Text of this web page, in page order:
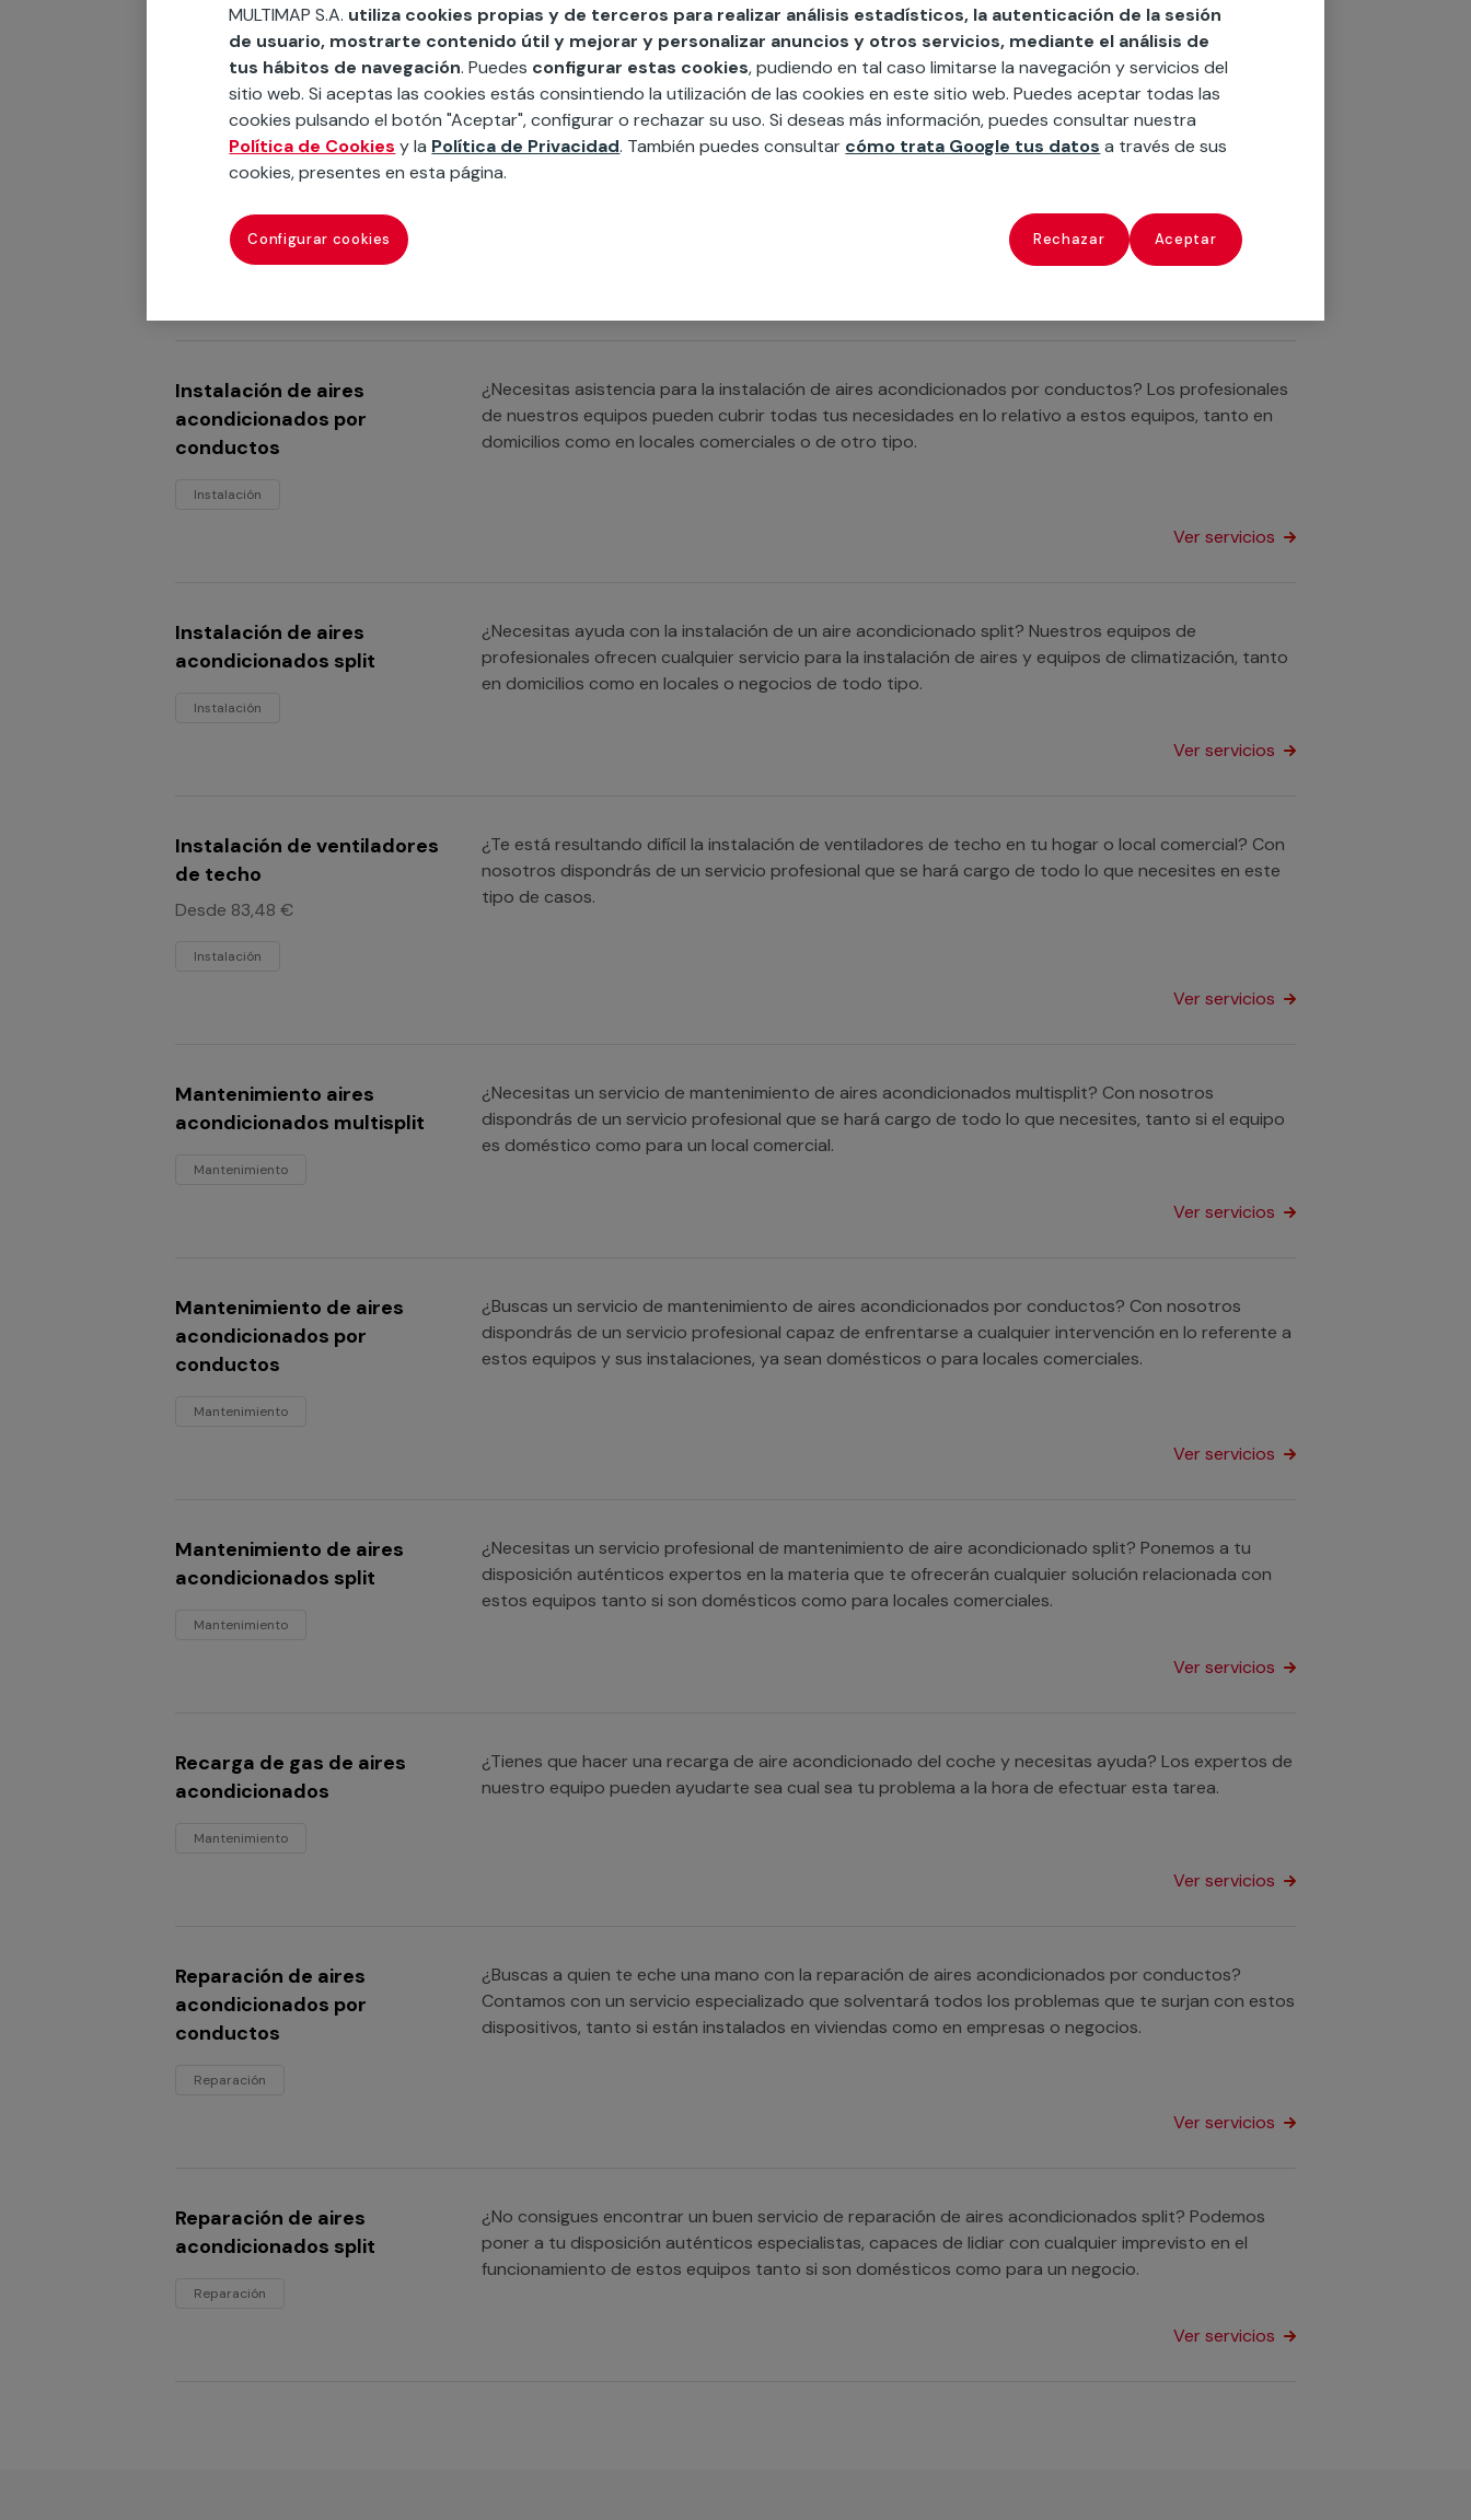
Servicio Trabajos generales
intentaremos ayudarte a que el calor te dé un respiro. En Multimap contamos con servicios
profesionales cualificados en toda la provincia de Vizcaya que realizarán con garantías cualquier
instalación de sistema de aire acondicionado, prestamos servicio tanto para tu hogar como para tu
establecimiento o comunidad de vecinos.
Instalación de aires
Instalación
¿Necesitas ayuda con la instalación de aires acondicionados multisplit? No te preocupes, el personal
Instalación de aires
acondicionados por
conductos
Instalación
¿Necesitas asistencia para la instalación de aires acondicionados por conductos? Los profesionales
de nuestros equipos pueden cubrir todas tus necesidades en lo relativo a estos equipos, tanto en
domicilios como en locales comerciales o de otro tipo.
Ver servicios
Instalación de aires
acondicionados split
Instalación
¿Necesitas ayuda con la instalación de un aire acondicionado split? Nuestros equipos de
profesionales ofrecen cualquier servicio para la instalación de aires y equipos de climatización, tanto
en domicilios como en locales o negocios de todo tipo.
Ver servicios
Instalación de ventiladores
de techo
Desde 83,48 €
Instalación
¿Te está resultando difícil la instalación de ventiladores de techo en tu hogar o local comercial? Con
nosotros dispondrás de un servicio profesional que se hará cargo de todo lo que necesites en este
tipo de casos.
Ver servicios
Mantenimiento aires
acondicionados multisplit
Mantenimiento
¿Necesitas un servicio de mantenimiento de aires acondicionados multisplit? Con nosotros
dispondrás de un servicio profesional que se hará cargo de todo lo que necesites, tanto si el equipo
es doméstico como para un local comercial.
Ver servicios
Mantenimiento de aires
acondicionados por
conductos
Mantenimiento
¿Buscas un servicio de mantenimiento de aires acondicionados por conductos? Con nosotros
dispondrás de un servicio profesional capaz de enfrentarse a cualquier intervención en lo referente a
estos equipos y sus instalaciones, ya sean domésticos o para locales comerciales.
Ver servicios
Mantenimiento de aires
acondicionados split
Mantenimiento
¿Necesitas un servicio profesional de mantenimiento de aire acondicionado split? Ponemos a tu
disposición auténticos expertos en la materia que te ofrecerán cualquier solución relacionada con
estos equipos tanto si son domésticos como para locales comerciales.
Ver servicios
Recarga de gas de aires
acondicionados
Mantenimiento
¿Tienes que hacer una recarga de aire acondicionado del coche y necesitas ayuda? Los expertos de
nuestro equipo pueden ayudarte sea cual sea tu problema a la hora de efectuar esta tarea.
Ver servicios
Reparación de aires
acondicionados por
conductos
Reparación
¿Buscas a quien te eche una mano con la reparación de aires acondicionados por conductos?
Contamos con un servicio especializado que solventará todos los problemas que te surjan con estos
dispositivos, tanto si están instalados en viviendas como en empresas o negocios.
Ver servicios
Reparación de aires
acondicionados split
Reparación
¿No consigues encontrar un buen servicio de reparación de aires acondicionados split? Podemos
poner a tu disposición auténticos especialistas, capaces de lidiar con cualquier imprevisto en el
funcionamiento de estos equipos tanto si son domésticos como para un negocio.
Ver servicios
MULTIMAP S.A. utiliza cookies propias y de terceros para realizar análisis estadísticos, la autenticación de la sesión
de usuario, mostrarte contenido útil y mejorar y personalizar anuncios y otros servicios, mediante el análisis de
tus hábitos de navegación. Puedes configurar estas cookies, pudiendo en tal caso limitarse la navegación y servicios del
sitio web. Si aceptas las cookies estás consintiendo la utilización de las cookies en este sitio web. Puedes aceptar todas las
cookies pulsando el botón "Aceptar", configurar o rechazar su uso. Si deseas más información, puedes consultar nuestra
Política de Cookies y la Política de Privacidad. También puedes consultar cómo trata Google tus datos a través de sus
cookies, presentes en esta página.
Configurar cookies Rechazar Aceptar